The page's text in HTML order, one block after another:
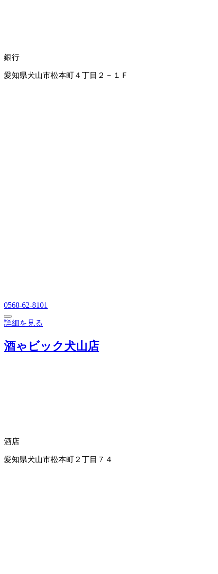
銀行
愛知県犬山市松本町４丁目２－１Ｆ
0568-62-8101
詳細を見る
酒ゃビック犬山店
酒店
愛知県犬山市松本町２丁目７４